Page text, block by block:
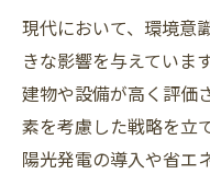
現代において、環境意
きな影響を与えていま
建物や設備が高く評価
素を考慮した戦略を立
陽光発電の導入や省エ